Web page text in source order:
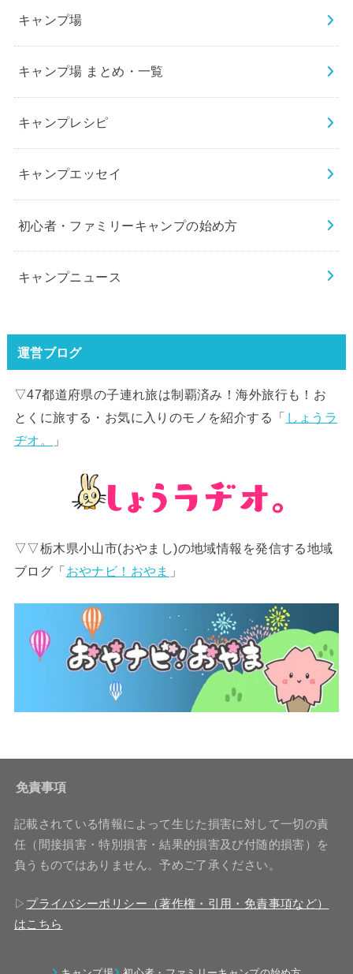
キャンプ場
キャンプ場 まとめ・一覧
キャンプレシピ
キャンプエッセイ
初心者・ファミリーキャンプの始め方
キャンプニュース
運営ブログ
▽47都道府県の子連れ旅は制覇済み！海外旅行も！お
とくに旅する・お気に入りのモノを紹介する「 しょうラ
ヂオ。
」
▽▽栃木県小山市(おやまし)の地域情報を発信する地域
ブログ「おやナビ！おやま 」
免責事項
記載されている情報によって生じた損害に対して一切の責
任（間接損害・特別損害・結果的損害及び付随的損害）を
負うものではありません。予めご了承ください。
▷ プライバシーポリシー（著作権・引用・免責事項など）
はこちら